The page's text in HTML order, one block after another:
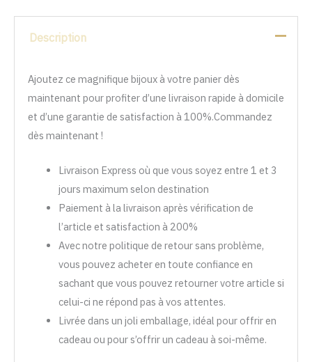
Description
Ajoutez ce magnifique bijoux à votre panier dès
maintenant pour profiter d’une livraison rapide à domicile
et d’une garantie de satisfaction à 100%.Commandez
dès maintenant !
Livraison Express où que vous soyez entre 1 et 3
jours maximum selon destination
Paiement à la livraison après vérification de
l’article et satisfaction à 200%
Avec notre politique de retour sans problème,
vous pouvez acheter en toute confiance en
sachant que vous pouvez retourner votre article si
celui-ci ne répond pas à vos attentes.
Livrée dans un joli emballage, idéal pour offrir en
cadeau ou pour s’offrir un cadeau à soi-même.